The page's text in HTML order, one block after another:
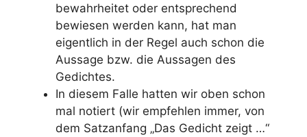
bewahrheitet oder entsprechend
bewiesen werden kann, hat man
eigentlich in der Regel auch schon die
Aussage bzw. die Aussagen des
Gedichtes.
In diesem Falle hatten wir oben schon
mal notiert (wir empfehlen immer, von
dem Satzanfang „Das Gedicht zeigt …“